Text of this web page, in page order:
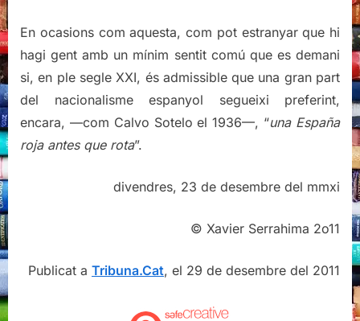
En ocasions com aquesta, com pot estranyar que hi
hagi gent amb un mínim sentit comú que es demani
si, en ple segle XXI, és admissible que una gran part
del nacionalisme espanyol segueixi preferint,
encara, —com Calvo Sotelo el 1936—, “una España
roja antes que rota”.
divendres, 23 de desembre del mmxi
© Xavier Serrahima 2o11
Publicat a Tribuna.Cat, el 29 de desembre del 2011